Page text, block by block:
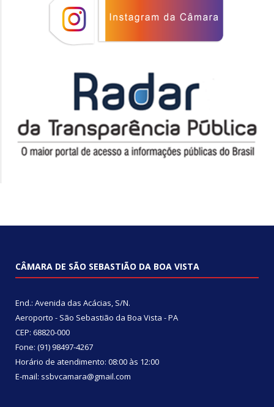
CÂMARA DE SÃO SEBASTIÃO DA BOA VISTA
End.: Avenida das Acácias, S/N.
Aeroporto - São Sebastião da Boa Vista - PA
CEP: 68820-000
Fone: (91) 98497-4267
Horário de atendimento: 08:00 às 12:00
E-mail: ssbvcamara@gmail.com